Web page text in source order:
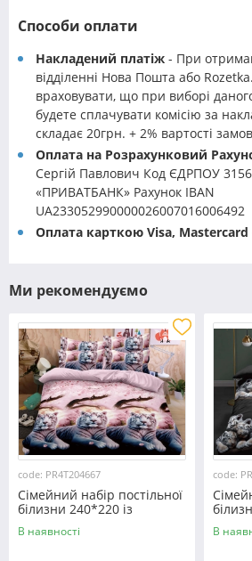
Способи оплати
Накладений платіж - При
відділенні Нова Пошта або
враховувати, що при виборі
будете сплачувати комісію за
складає 20грн. + 2% вартості
Оплата на Розрахунковий
Сергій Павлович Код ЄДРПОУ
«ПРИВАТБАНК» Рахунок IBAN
UA233052990000026007016006492
Оплата карткою Visa, Mastercard
Ми рекомендуємо
code: PR4T204667
Сімейний набір постільної
білизни 240*220 із
полікотону №204667
Черешенька™
В наявності
code:
В